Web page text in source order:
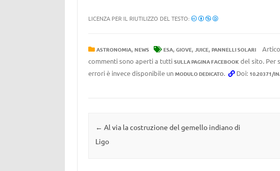
LICENZA PER IL RIUTILIZZO DEL TESTO:
ASTRONOMIA, NEWS ESA, GIOVE, JUICE, PANNELLI SOLARI
commenti sono aperti a tutti SULLA PAGINA FACEBOOKdel sito. Per
errori è invece disponibile un MODULO DEDICATO. Doi: 10.20371/
Navigazione articolo
← Al via la costruzione del gemello indiano di
Ligo